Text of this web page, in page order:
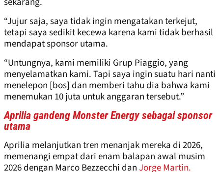
“Jujur saja, saya tidak ingin mengatakan terkejut,
tetapi saya sedikit kecewa karena kami tidak berhasil
mendapat sponsor utama.
“Untungnya, kami memiliki Grup Piaggio, yang
menyelamatkan kami. Tapi saya ingin suatu hari nanti
menelepon [bos] dan memberi tahu dia bahwa kami
menemukan 10 juta untuk anggaran tersebut.”
Aprilia gandeng Monster Energy sebagai sponsor
utama
Aprilia melanjutkan tren menanjak mereka di 2026,
memenangi empat dari enam balapan awal musim
2026 dengan Marco Bezzecchi danJorge Martin.